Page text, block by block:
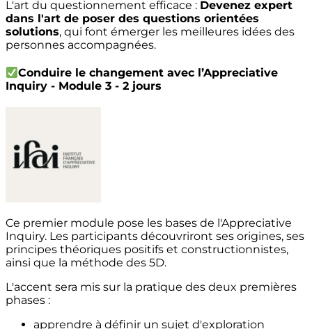
L'art du questionnement efficace : Devenez expert
dans l'art de poser des questions orientées
solutions, qui font émerger les meilleures idées des
personnes accompagnées.
Conduire le changement avec l’Appreciative
Inquiry - Module 3 - 2 jours
Ce premier module pose les bases de l'Appreciative
Inquiry. Les participants découvriront ses origines, ses
principes théoriques positifs et constructionnistes,
ainsi que la méthode des 5D.
L'accent sera mis sur la pratique des deux premières
phases :
apprendre à définir un sujet d'exploration